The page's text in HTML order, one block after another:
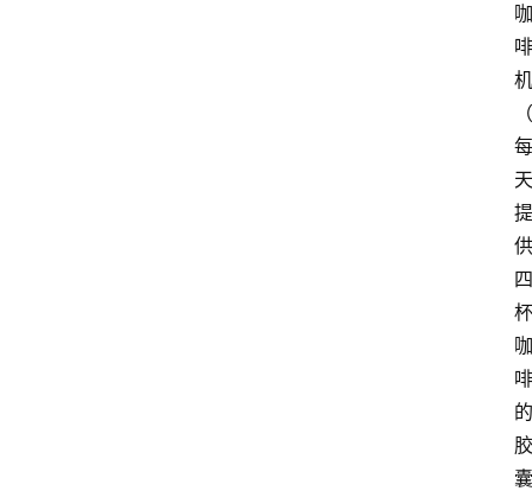
咖
啡
机
（
每
天
提
供
四
杯
咖
啡
的
胶
囊